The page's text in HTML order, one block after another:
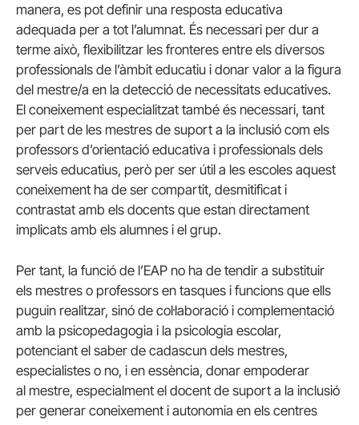
manera, es pot definir una resposta educativa
adequada per a tot l’alumnat. És necessari per dur a
terme això, flexibilitzar les fronteres entre els diversos
professionals de l’àmbit educatiu i donar valor a la figura
del mestre/a en la detecció de necessitats educatives.
El coneixement especialitzat també és necessari, tant
per part de les mestres de suport a la inclusió com els
professors d’orientació educativa i professionals dels
serveis educatius, però per ser útil a les escoles aquest
coneixement ha de ser compartit, desmitificat i
contrastat amb els docents que estan directament
implicats amb els alumnes i el grup.
Per tant, la funció de l’EAP no ha de tendir a substituir
els mestres o professors en tasques i funcions que ells
puguin realitzar, sinó de col·laboració i complementació
amb la psicopedagogia i la psicologia escolar,
potenciant el saber de cadascun dels mestres,
especialistes o no, i en essència, donar empoderar
al mestre, especialment el docent de suport a la inclusió
per generar coneixement i autonomia en els centres